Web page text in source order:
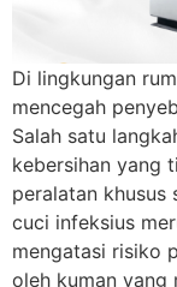
Di lingkungan
mencegah
Salah satu
kebersihan yang
peralatan khusus
cuci infeksius
mengatasi risiko
oleh kuman yang